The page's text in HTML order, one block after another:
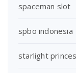
spaceman slot
spbo indonesia
starlight